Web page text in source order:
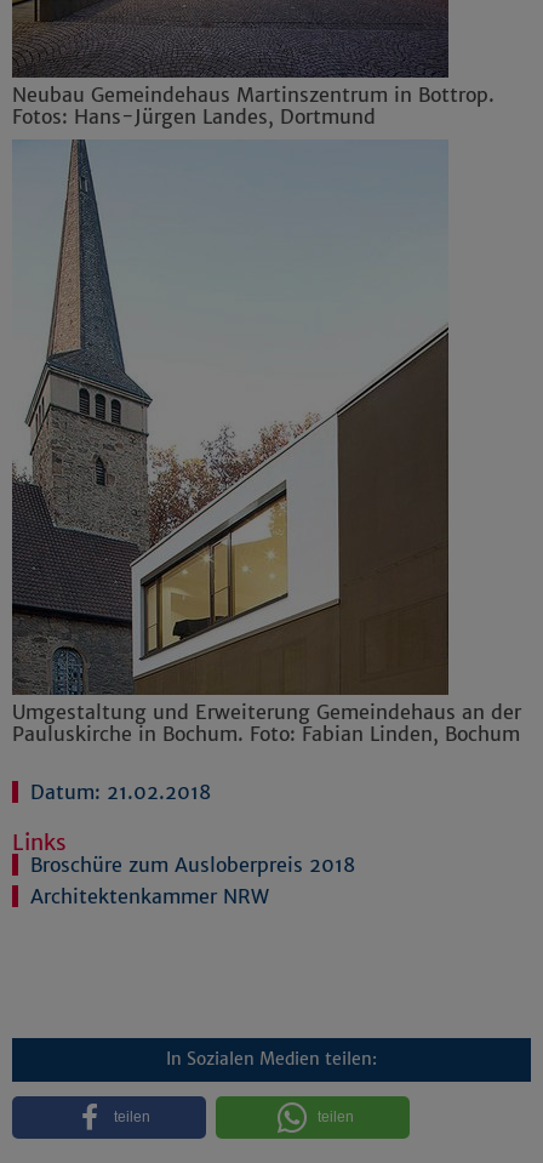
Neubau Gemeindehaus Martinszentrum in Bottrop.
Fotos: Hans-Jürgen Landes, Dortmund
Umgestaltung und Erweiterung Gemeindehaus an der
Pauluskirche in Bochum. Foto: Fabian Linden, Bochum
Datum: 21.02.2018
Links
Broschüre zum Ausloberpreis 2018
Architektenkammer NRW
In Sozialen Medien teilen:
teilen teilen